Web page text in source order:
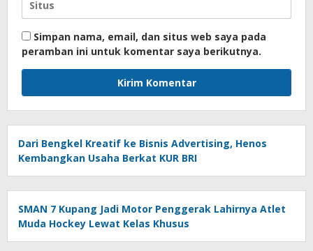
Simpan nama, email, dan situs web saya pada
peramban ini untuk komentar saya berikutnya.
Dari Bengkel Kreatif ke Bisnis Advertising, Henos
Kembangkan Usaha Berkat KUR BRI
SMAN 7 Kupang Jadi Motor Penggerak Lahirnya Atlet
Muda Hockey Lewat Kelas Khusus